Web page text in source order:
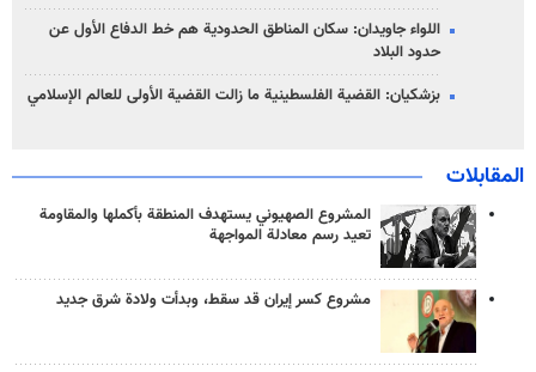
اللواء جاويدان: سكان المناطق الحدودية هم خط الدفاع الأول عن
حدود البلاد
بزشكيان: القضية الفلسطينية ما زالت القضية الأولى للعالم الإسلامي
المقابلات
المشروع الصهيوني يستهدف المنطقة بأكملها والمقاومة
تعيد رسم معادلة المواجهة
مشروع كسر إيران قد سقط، وبدأت ولادة شرق جديد